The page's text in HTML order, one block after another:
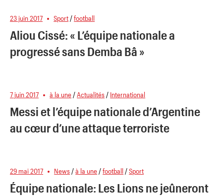
23 juin 2017 Sport /football
Aliou Cissé: « L’équipe nationale a
progressé sans Demba Bâ »
7 juin 2017 à la une /Actualités / International
Messi et l’équipe nationale d’Argentine
au cœur d’une attaque terroriste
29 mai 2017 News /à la une /football /Sport
Équipe nationale: Les Lions ne jeûneront